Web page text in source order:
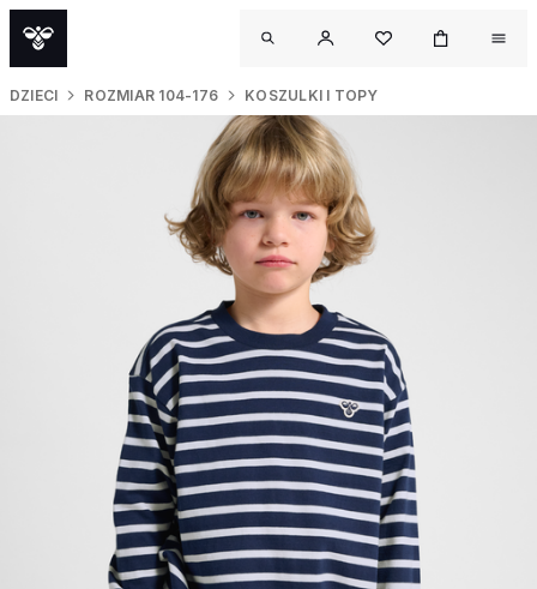
DZIECI ROZMIAR 104-176 KOSZULKI I TOPY